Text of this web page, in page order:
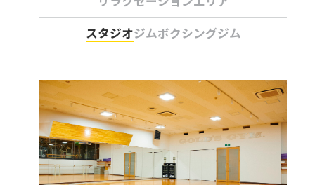
スタジオジムボクシングジム